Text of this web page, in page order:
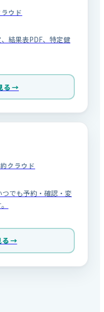
ウド
結果表PDF、特定健
る →
クラウド
でも予約・確認・変
る →